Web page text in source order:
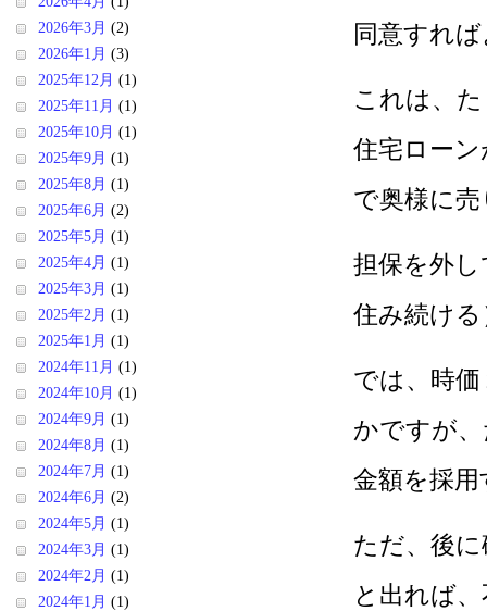
同意すれ
これは、
住宅ロー
で奥様に
担保を外
住み続け
では、時
かですが
金額を採
ただ、後
と出れば
2026年3月 (2)
2026年1月 (3)
2025年12月 (1)
2025年11月 (1)
2025年10月 (1)
2025年9月 (1)
2025年8月 (1)
2025年6月 (2)
2025年5月 (1)
2025年4月 (1)
2025年3月 (1)
2025年2月 (1)
2025年1月 (1)
2024年11月 (1)
2024年10月 (1)
2024年9月 (1)
2024年8月 (1)
2024年7月 (1)
2024年6月 (2)
2024年5月 (1)
2024年3月 (1)
2024年2月 (1)
2024年1月 (1)